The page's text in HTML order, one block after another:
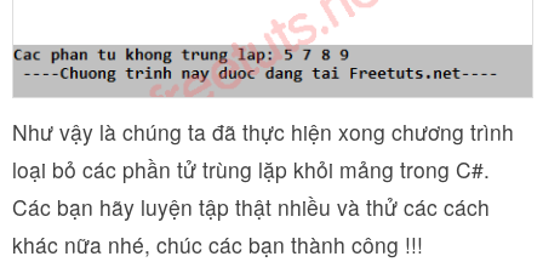
Như vậy là chúng ta đã thực hiện xong chương trình
loại bỏ các phần tử trùng lặp khỏi mảng trong C#.
Các bạn hãy luyện tập thật nhiều và thử các cách
khác nữa nhé, chúc các bạn thành công !!!